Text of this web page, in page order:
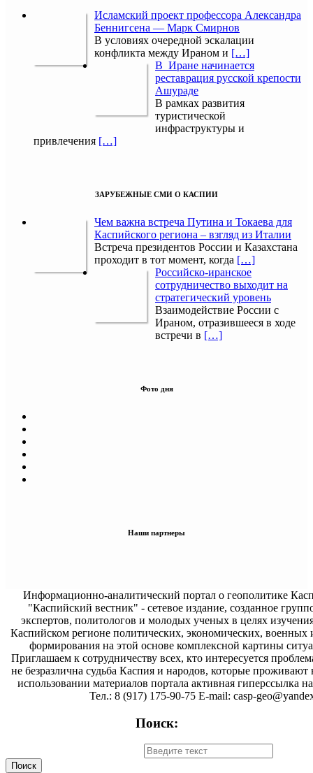
Исламский проект профессора Александра
Беннигсена — Марк Смирнов
В условиях очередной эскалации
конфликта между Ираном и […]
В Иране начинается
реставрация русской крепости
Ашураде
В рамках развития
туристической
инфраструктуры и
привлечения […]
ЗАРУБЕЖНЫЕ СМИ О КАСПИИ
Чем важна встреча Путина и Токаева для
Каспийского региона – взгляд из Италии
Встреча президентов России и Казахстана
проходит в тот момент, когда […]
Российско-иранское
сотрудничество выходит на
стратегический уровень
Взаимодействие России с
Ираном, отразившееся в ходе
встречи в […]
Фото дня
Наши партнеры
Информационно-аналитический портал о геополитике
"Каспийский вестник" - сетевое издание, созданное
экспертов, политологов и молодых ученых в целях
Каспийском регионе политических, экономических, военных
формирования на этой основе комплексной картины
Приглашаем к сотрудничеству всех, кто интересуется
не безразлична судьба Каспия и народов, которые проживают
использовании материалов портала активная гиперссылка на
Тел.: 8 (917) 175-90-75 E-mail: casp-
Поиск: